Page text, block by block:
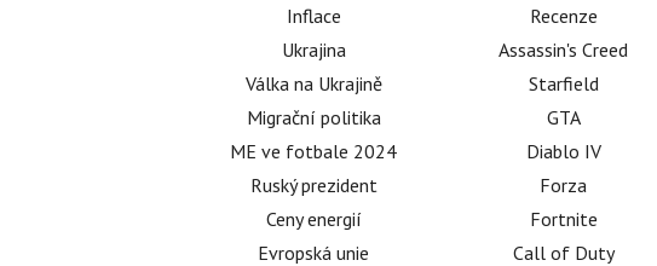
Inflace
Ukrajina
Válka na Ukrajině
Migrační politika
ME ve fotbale 2024
Ruský prezident
Ceny energií
Evropská unie
Recenze
Assassin's Creed
Starfield
GTA
Diablo IV
Forza
Fortnite
Call of Duty